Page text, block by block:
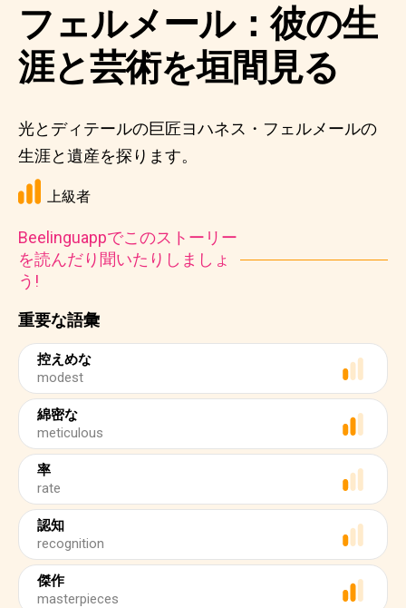
重要な語彙
控えめな
modest
綿密な
meticulous
率
rate
認知
recognition
傑作
masterpieces
フェルメール：彼の生
涯と芸術を垣間見る
光とディテールの巨匠ヨハネス・フェルメールの
生涯と遺産を探ります。
上級者
Beelinguappでこのストーリー
を読んだり聞いたりしましょ
う!